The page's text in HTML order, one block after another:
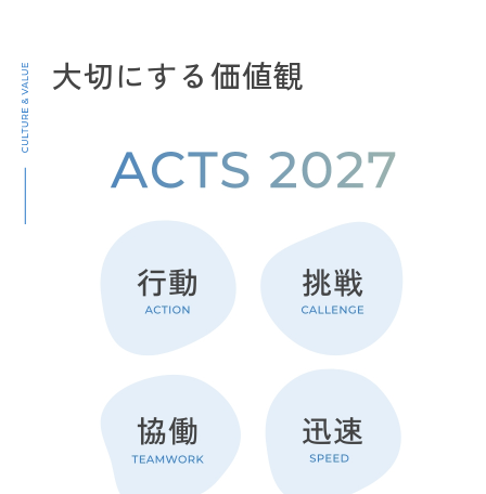
大切にする価値観